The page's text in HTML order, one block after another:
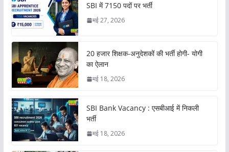
SBI में 7150 पदों पर भर्ती
मई 27, 2026
20 हजार शिक्षक-अनुदेशकों की भर्ती होगी- योगी
का ऐलान
मई 18, 2026
SBI Bank Vacancy : एसबीआई में निकली
भर्ती
मई 18, 2026